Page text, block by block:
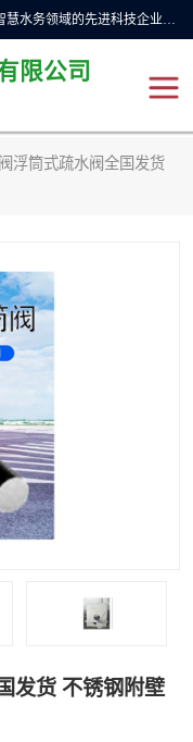
青岛铭源环保科技有限公司是一家专注于环保与智慧水务领域的先进科技企业，公司专注于云智能一体化预制泵站、水务循环利用、海绵城市、云智慧水务开发及新型环保技术研发等领域。铭源环保以为客户提供优质产品、专业技术服务为己任。为客户提供量身定制方案，提供多种配置方案满足实际使用要求。严控供货周期，并提供高标准后期维护。以环保为己任，视质量如生命，以技术做先导，靠诚信赢客户。
限公司
浮筒式疏水阀全国发货
发货 不锈钢附壁
限流闸门
化预制泵站
冲洗装置
冲洗装置
化污水处理泵房